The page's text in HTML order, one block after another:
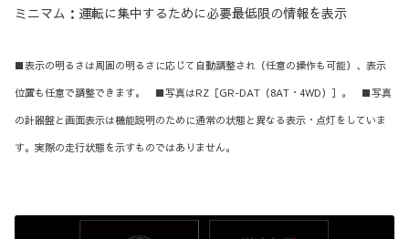
ミニマム：運転に集中するために必要最低限の情報を表示
■表示の明るさは周囲の明るさに応じて自動調整され（任意の操作も可能）、表示
位置も任意で調整できます。 ■写真はRZ［GR-DAT（8AT・4WD）］。 ■写真
の計器盤と画面表示は機能説明のために通常の状態と異なる表示・点灯をしていま
す。実際の走行状態を示すものではありません。